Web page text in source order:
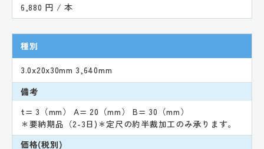
6,880 円 / 本
種別
3.0x20x30mm 3,640mm
備考
t= 3（mm） A= 20（mm） B= 30（mm）
＊要納期品（2-3日)＊定尺の約半裁加工のみ承ります。
価格(税別)